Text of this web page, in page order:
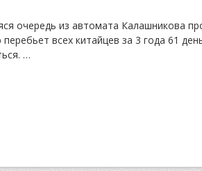
очередь из автомата Калашникова
всех китайцев за 3 года 61
…